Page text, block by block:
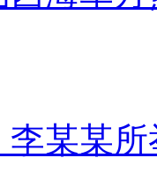
同男人般
汉子”名叫
出现了一
某某